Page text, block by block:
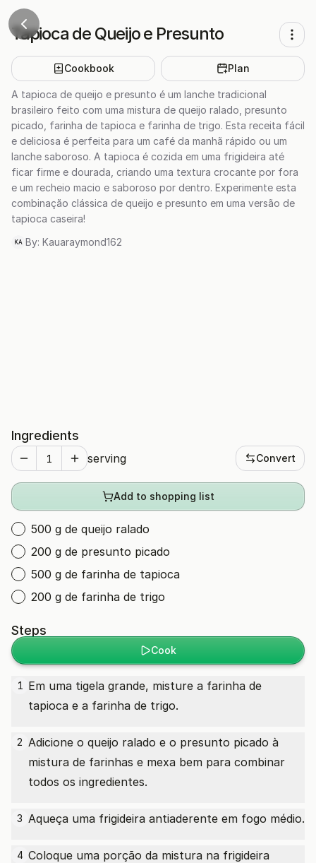
Tapioca de Queijo e Presunto
Cookbook Plan
A tapioca de queijo e presunto é um lanche tradicional
brasileiro feito com uma mistura de queijo ralado, presunto
picado, farinha de tapioca e farinha de trigo. Esta receita fácil
e deliciosa é perfeita para um café da manhã rápido ou um
lanche saboroso. A tapioca é cozida em uma frigideira até
ficar firme e dourada, criando uma textura crocante por fora
e um recheio macio e saboroso por dentro. Experimente esta
combinação clássica de queijo e presunto em uma versão de
tapioca caseira!
KA By: Kauaraymond162
Ingredients
serving Convert
Add to shopping list
500 g de queijo ralado
200 g de presunto picado
500 g de farinha de tapioca
200 g de farinha de trigo
Steps
Cook
1 Em uma tigela grande, misture a farinha de
tapioca e a farinha de trigo.
2 Adicione o queijo ralado e o presunto picado à
mistura de farinhas e mexa bem para combinar
todos os ingredientes.
3 Aqueça uma frigideira antiaderente em fogo médio.
4 Coloque uma porção da mistura na frigideira